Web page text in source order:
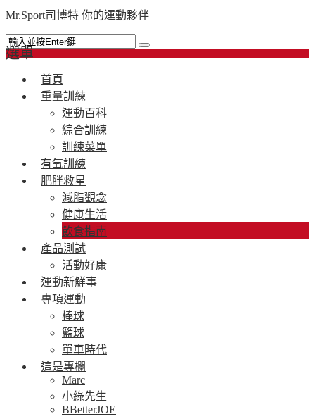
Mr.Sport司博特 你的運動夥伴
選單
首頁
重量訓練
運動百科
綜合訓練
訓練菜單
有氧訓練
肥胖救星
減脂觀念
健康生活
飲食指南
產品測試
活動好康
運動新鮮事
專項運動
棒球
籃球
單車時代
這是專欄
Marc
小綠先生
BBetterJOE